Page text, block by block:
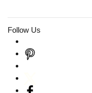
Follow Us